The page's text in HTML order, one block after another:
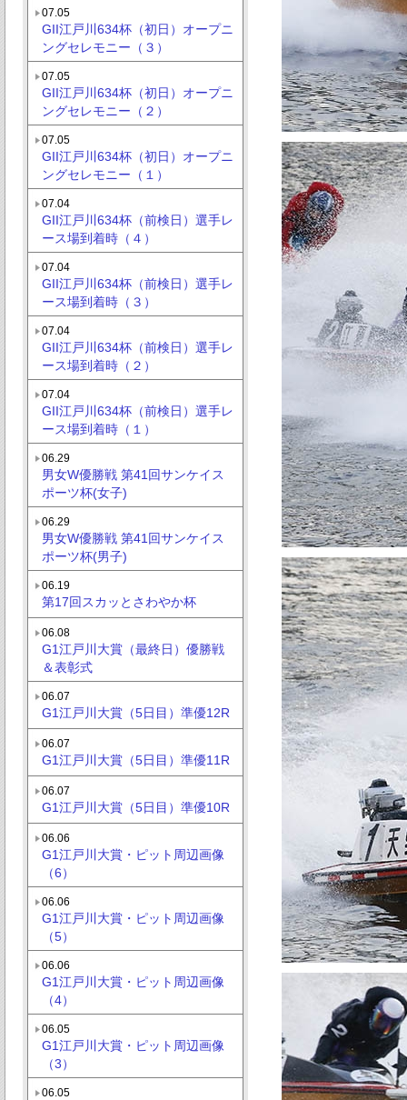
07.05
GII江戸川634杯（初日）オープニ
ングセレモニー（３）
07.05
GII江戸川634杯（初日）オープニ
ングセレモニー（２）
07.05
GII江戸川634杯（初日）オープニ
ングセレモニー（１）
07.04
GII江戸川634杯（前検日）選手レ
ース場到着時（４）
07.04
GII江戸川634杯（前検日）選手レ
ース場到着時（３）
07.04
GII江戸川634杯（前検日）選手レ
ース場到着時（２）
07.04
GII江戸川634杯（前検日）選手レ
ース場到着時（１）
06.29
男女W優勝戦 第41回サンケイス
ポーツ杯(女子)
06.29
男女W優勝戦 第41回サンケイス
ポーツ杯(男子)
06.19
第17回スカッとさわやか杯
06.08
G1江戸川大賞（最終日）優勝戦
＆表彰式
06.07
G1江戸川大賞（5日目）準優12R
06.07
G1江戸川大賞（5日目）準優11R
06.07
G1江戸川大賞（5日目）準優10R
06.06
G1江戸川大賞・ピット周辺画像
（6）
06.06
G1江戸川大賞・ピット周辺画像
（5）
06.06
G1江戸川大賞・ピット周辺画像
（4）
06.05
G1江戸川大賞・ピット周辺画像
（3）
06.05